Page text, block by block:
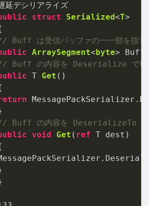
struct Serialized<T>
Buff は受信バッファの⼀一部を指す
ArraySegment<byte> Buff
Buff の内容を Deserialize で取
T Get ()
Buff の内容を DeserializeTo で
void Get ( ref T dest )